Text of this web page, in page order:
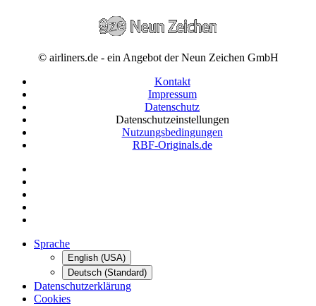
© airliners.de - ein Angebot der Neun Zeichen GmbH
Kontakt
Impressum
Datenschutz
Datenschutzeinstellungen
Nutzungsbedingungen
RBF-Originals.de
Sprache
English (USA)
Deutsch (Standard)
Datenschutzerklärung
Cookies